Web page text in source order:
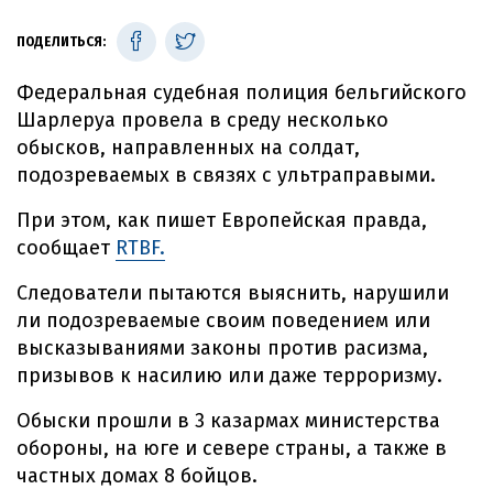
ПОДЕЛИТЬСЯ:
Федеральная судебная полиция бельгийского
Шарлеруа провела в среду несколько
обысков, направленных на солдат,
подозреваемых в связях с ультраправыми.
При этом, как пишет Европейская правда,
сообщает RTBF.
Следователи пытаются выяснить, нарушили
ли подозреваемые своим поведением или
высказываниями законы против расизма,
призывов к насилию или даже терроризму.
Обыски прошли в 3 казармах министерства
обороны, на юге и севере страны, а также в
частных домах 8 бойцов.